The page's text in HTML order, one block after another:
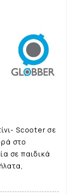
Scooter σε
στο
σε παιδικά